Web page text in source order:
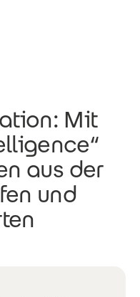
Mit
aus der
und